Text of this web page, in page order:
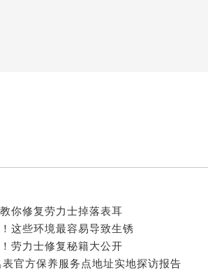
你修复劳力士掉落表耳
这些环境最容易导致生锈
劳力士修复秘籍大公开
官方保养服务点地址实地探访报告